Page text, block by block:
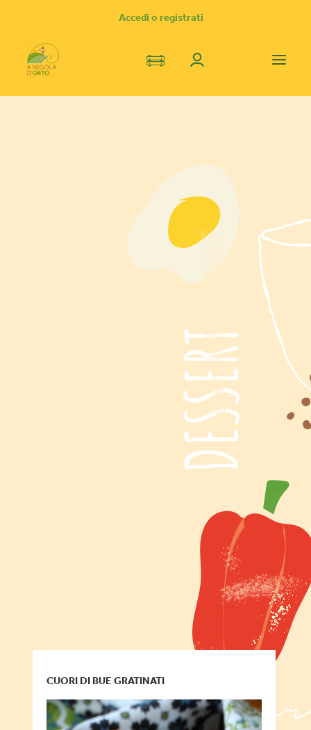
Accedi o registrati
PRIMI PIATTI
SECONDI PIATTI
CONTORNI
/ STUZZICHINI
CUORI DI BUE GRATINATI